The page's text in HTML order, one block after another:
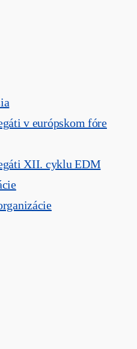
v európskom fóre
XII. cyklu EDM